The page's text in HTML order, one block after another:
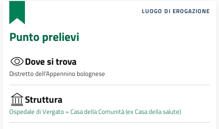
LUOGO DI EROGAZIONE
Punto prelievi
Dove si trova
Distretto dell’Appennino bolognese
Struttura
Ospedale di Vergato »Casa della Comunità (ex Casa della salute)